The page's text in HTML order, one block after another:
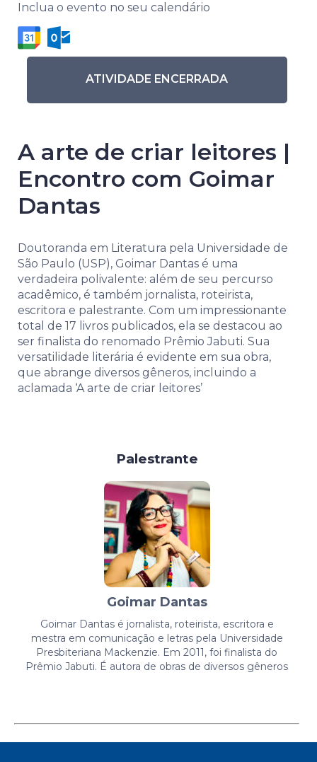
Inclua o evento no seu calendário
ATIVIDADE ENCERRADA
A arte de criar leitores |
Encontro com Goimar
Dantas
Doutoranda em Literatura pela Universidade de
São Paulo (USP), Goimar Dantas é uma
verdadeira polivalente: além de seu percurso
acadêmico, é também jornalista, roteirista,
escritora e palestrante. Com um impressionante
total de 17 livros publicados, ela se destacou ao
ser finalista do renomado Prêmio Jabuti. Sua
versatilidade literária é evidente em sua obra,
que abrange diversos gêneros, incluindo a
aclamada ‘A arte de criar leitores’
Palestrante
Goimar Dantas
Goimar Dantas é jornalista, roteirista, escritora e
mestra em comunicação e letras pela Universidade
Presbiteriana Mackenzie. Em 2011, foi finalista do
Prêmio Jabuti. É autora de obras de diversos gêneros